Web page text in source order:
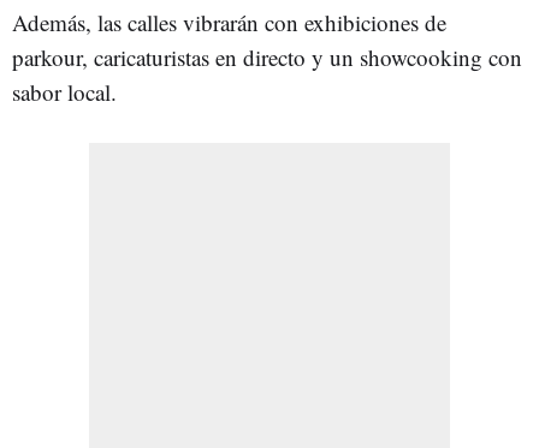
Además, las calles vibrarán con exhibiciones de
parkour, caricaturistas en directo y un showcooking con
sabor local.